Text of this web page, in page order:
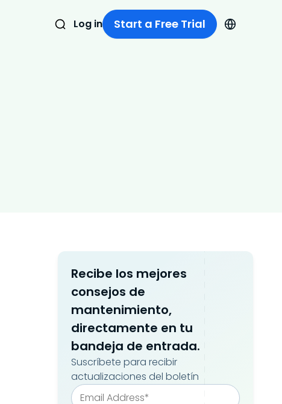
Log in Start a Free Trial
Recibe los mejores
consejos de
mantenimiento,
directamente en tu
bandeja de entrada.
Suscríbete para recibir
actualizaciones del boletín